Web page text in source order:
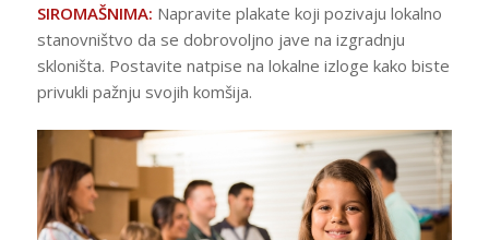
SIROMAŠNIMA: Napravite plakate koji pozivaju lokalno
stanovništvo da se dobrovoljno jave na izgradnju
skloništa. Postavite natpise na lokalne izloge kako biste
privukli pažnju svojih komšija.